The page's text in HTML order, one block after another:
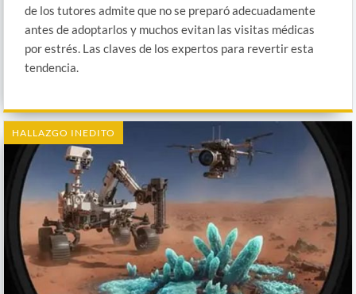
de los tutores admite que no se preparó adecuadamente
antes de adoptarlos y muchos evitan las visitas médicas
por estrés. Las claves de los expertos para revertir esta
tendencia.
HALLAZGO INEDITO